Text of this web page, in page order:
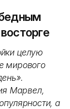
целую
мирового
Марвел,
а